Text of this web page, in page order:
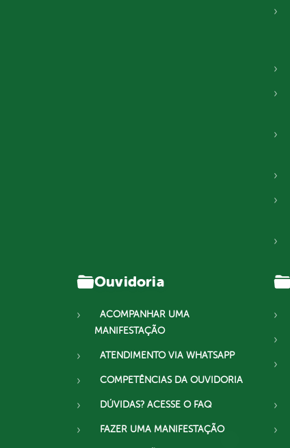
Ouvidoria
ACOMPANHAR UMA
MANIFESTAÇÃO
ATENDIMENTO VIA WHATSAPP
COMPETÊNCIAS DA OUVIDORIA
DÚVIDAS? ACESSE O FAQ
FAZER UMA MANIFESTAÇÃO